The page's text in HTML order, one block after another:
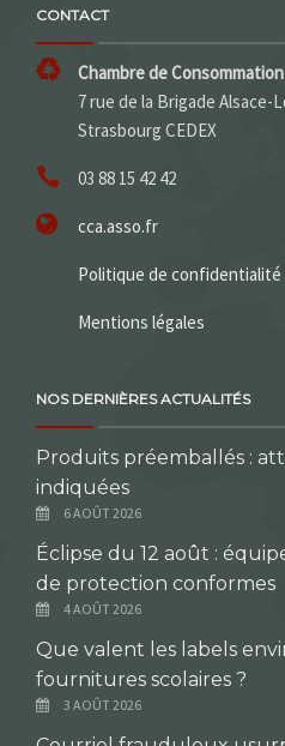
CONTACT
Chambre de
7 rue de la Brigade Alsace-
Strasbourg CEDEX
03 88 15 42 42
cca.asso.fr
Politique de confidentialité
Mentions légales
NOS DERNIÈRES ACTUALITÉS
Produits préemballés :
indiquées
6 AOÛT 2026
Éclipse du 12 août :
de protection conformes
4 AOÛT 2026
Que valent les labels
fournitures scolaires ?
3 AOÛT 2026